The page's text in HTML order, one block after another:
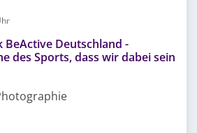
BeActive Deutschland -
des Sports, dass wir dabei sein